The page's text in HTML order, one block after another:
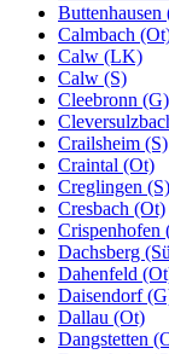
Buttenhausen
Calmbach
Calw (LK)
Calw (S)
Cleebronn (G)
Crailsheim (S)
Craintal (Ot)
Creglingen (S)
Cresbach (Ot)
Crispenhofen
Dachsberg
Dahenfeld
Daisendorf
Dallau (Ot)
Dangstetten